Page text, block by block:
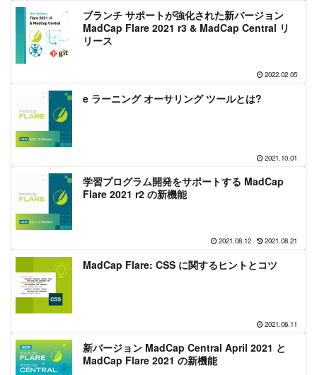
ブランチ サポートが強化された新バージョン
MadCap Flare 2021 r3 & MadCap Central リ
リース
2022.02.05
e ラーニング オーサリング ツールとは?
2021.10.01
学習プログラム開発をサポートする MadCap
Flare 2021 r2 の新機能
2021.08.12 2021.08.21
MadCap Flare: CSS に関するヒントとコツ
2021.06.11
新バージョン MadCap Central April 2021 と
MadCap Flare 2021 の新機能